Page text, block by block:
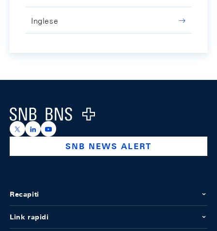
Inglese
Logo
https://x.com/snb_bns
https://ch.linkedin.com/company/swiss-national-
https://www.youtube.com/@swissnationalbank
SNB NEWS ALERT
Recapiti
Link rapidi